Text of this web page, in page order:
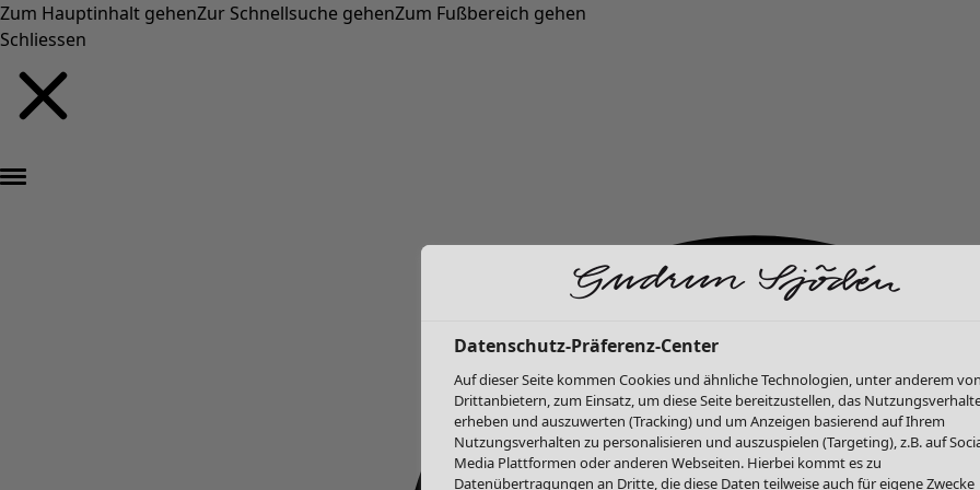
Zum Hauptinhalt gehenZur Schnellsuche gehenZum Fußbereich gehen
Schliessen
Datenschutz-Präferenz-Center
Auf dieser Seite kommen Cookies und ähnliche Technologien, unter anderem von
Drittanbietern, zum Einsatz, um diese Seite bereitzustellen, das
erheben und auszuwerten (Tracking) und um Anzeigen basierend auf Ihrem
Nutzungsverhalten zu personalisieren und auszuspielen (Targeting), z.B. auf
Media Plattformen oder anderen Webseiten. Hierbei kommt es zu
Datenübertragungen an Dritte, die diese Daten teilweise auch für eigene Zwecke